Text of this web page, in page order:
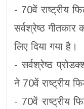
- 70वें राष्ट्रीय
सर्वश्रेष्ठ
लिए दिया गया है।
- सर्वश्रेष्ठ
ने 70वें राष्ट्रीय
- 70वें राष्ट्रीय